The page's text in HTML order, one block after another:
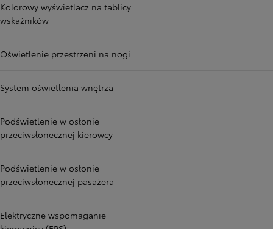
Kolorowy wyświetlacz na tablicy
wskaźników
Oświetlenie przestrzeni na nogi
System oświetlenia wnętrza
Podświetlenie w osłonie
przeciwsłonecznej kierowcy
Podświetlenie w osłonie
przeciwsłonecznej pasażera
Elektryczne wspomaganie